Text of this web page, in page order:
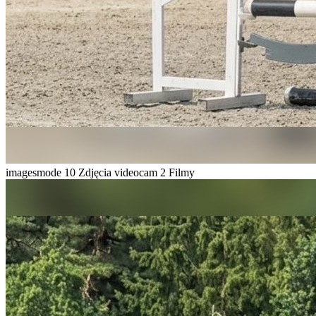
imagesmode 10 Zdjęcia videocam 2 Filmy